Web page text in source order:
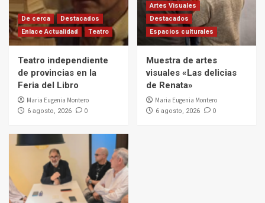
De cerca
Destacados
Enlace Actualidad
Teatro
Teatro independiente
de provincias en la
Feria del Libro
Maria Eugenia Montero
6 agosto, 2026 0
Artes Visuales
Destacados
Espacios culturales
Muestra de artes
visuales «Las delicias
de Renata»
Maria Eugenia Montero
6 agosto, 2026 0